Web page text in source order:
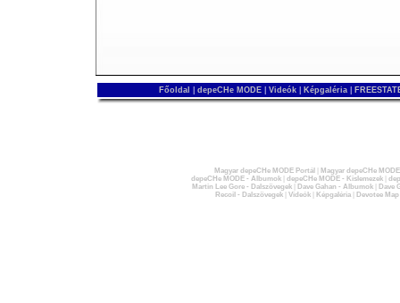
Főoldal depeCHe MODE Videók Képgaléria
Magyar depeCHe MODE Portál
Magyar depeCHe
depeCHe MODE - Albumok| depeCHe MODE - Kislemezek|
Martin Lee Gore - Dalszövegek| Dave Gahan - Albumok|
Dave
Recoil - Dalszövegek| Videók| Képgaléria| Devotee Map